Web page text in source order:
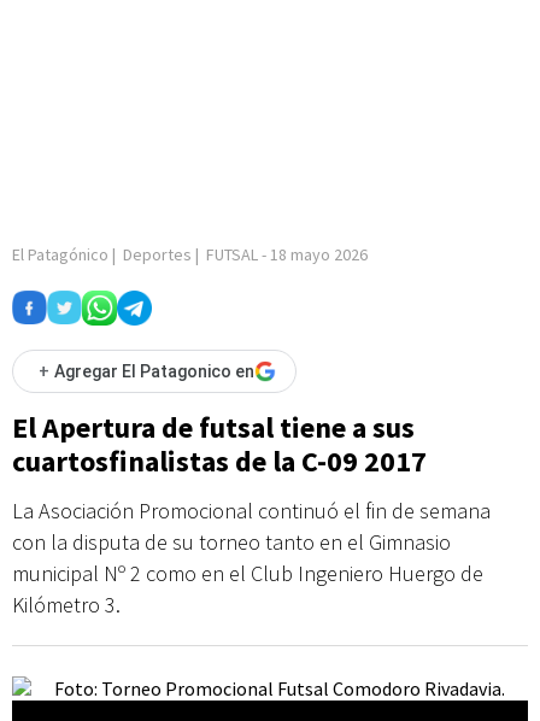
El Patagónico | Deportes | FUTSAL- 18 mayo 2026
+ Agregar El Patagonico en
El Apertura de futsal tiene a sus
cuartosfinalistas de la C-09 2017
La Asociación Promocional continuó el fin de semana
con la disputa de su torneo tanto en el Gimnasio
municipal Nº 2 como en el Club Ingeniero Huergo de
Kilómetro 3.